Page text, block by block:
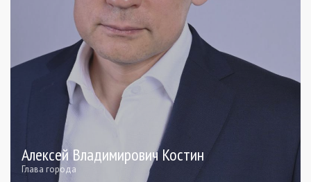
Алексей Владимирович Костин
Глава города